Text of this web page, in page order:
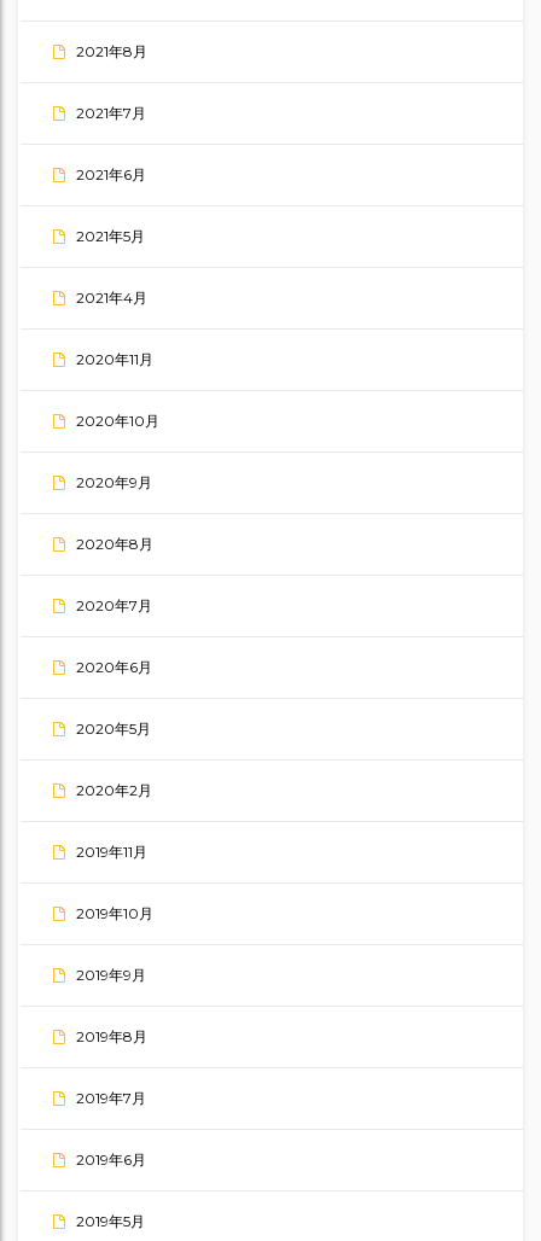
2021年8月
2021年7月
2021年6月
2021年5月
2021年4月
2020年11月
2020年10月
2020年9月
2020年8月
2020年7月
2020年6月
2020年5月
2020年2月
2019年11月
2019年10月
2019年9月
2019年8月
2019年7月
2019年6月
2019年5月